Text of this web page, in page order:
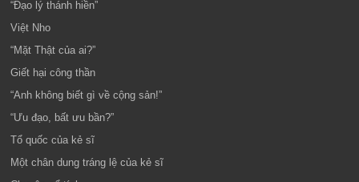
“Đạo lý thánh hiền”
Việt Nho
“Mặt Thật của ai?”
Giết hại công thần
“Anh không biết gì về cộng sản!”
“Ưu đạo, bất ưu bần?”
Tổ quốc của kẻ sĩ
Một chân dung tráng lệ của kẻ sĩ